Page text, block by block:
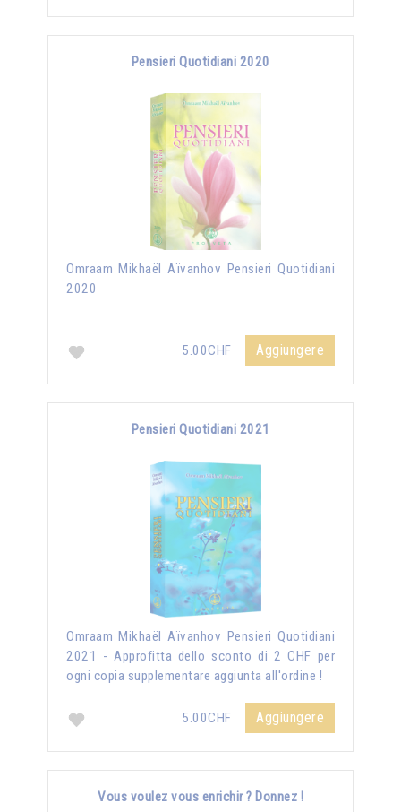
Pensieri Quotidiani 2020
Omraam Mikhaël Aïvanhov Pensieri Quotidiani
2020
5.00CHF Aggiungere
Pensieri Quotidiani 2021
Omraam Mikhaël Aïvanhov Pensieri Quotidiani
2021 - Approfitta dello sconto di 2 CHF per
ogni copia supplementare aggiunta all'ordine !
5.00CHF Aggiungere
Vous voulez vous enrichir ? Donnez !